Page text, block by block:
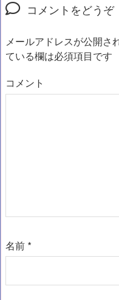
コメントをどうぞ
メールアドレスが公開さ
ている欄は必須項目です
コメント
名前 *